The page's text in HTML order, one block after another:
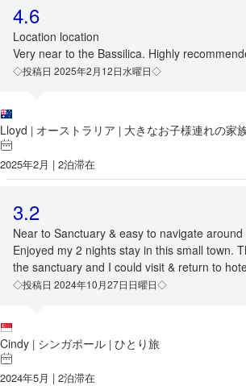
4.6
Location location
Very near to the Bassilica. Highly
◇投稿日 2025年2月12日水曜日◇
Lloyd | オーストラリア | 大きなお子様連れの家
2025年2月 | 2泊滞在
3.2
Near to Sanctuary & easy to navigate around
Enjoyed my 2 nights stay in this small town.
the sanctuary and I could visit & return to
◇投稿日 2024年10月27日日曜日◇
Cindy | シンガポール | ひとり旅
2024年5月 | 2泊滞在